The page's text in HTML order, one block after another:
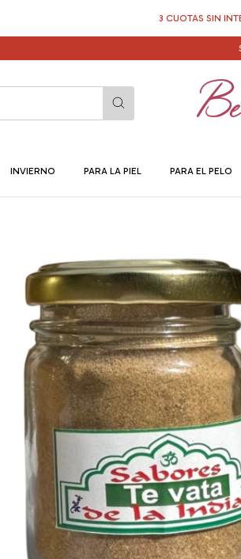
3 CUOTAS SIN INTERÉS
SI
INVIERNO PARA LA PIEL PARA EL PELO